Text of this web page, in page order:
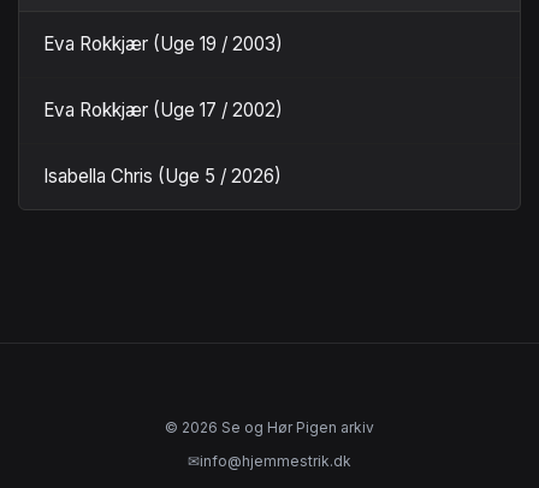
Eva Rokkjær (Uge 19 / 2003)
Eva Rokkjær (Uge 17 / 2002)
Isabella Chris (Uge 5 / 2026)
© 2026 Se og Hør Pigen arkiv
✉info@hjemmestrik.dk